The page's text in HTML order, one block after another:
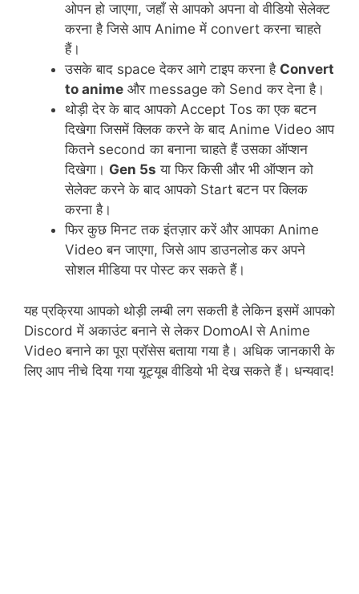
ओपन हो जाएगा, जहाँ से आपको अपना वो वीडियो सेलेक्ट
करना है जिसे आप Anime में convert करना चाहते
हैं।
उसके बाद space देकर आगे टाइप करना है Convert
to anime और message को Send कर देना है।
थोड़ी देर के बाद आपको Accept Tos का एक बटन
दिखेगा जिसमें क्लिक करने के बाद Anime Video आप
कितने second का बनाना चाहते हैं उसका ऑप्शन
दिखेगा। Gen 5s या फिर किसी और भी ऑप्शन को
सेलेक्ट करने के बाद आपको Start बटन पर क्लिक
करना है।
फिर कुछ मिनट तक इंतज़ार करें और आपका Anime
Video बन जाएगा, जिसे आप डाउनलोड कर अपने
सोशल मीडिया पर पोस्ट कर सकते हैं।
यह प्रक्रिया आपको थोड़ी लम्बी लग सकती है लेकिन इसमें आपको
Discord में अकाउंट बनाने से लेकर DomoAI से Anime
Video बनाने का पूरा प्रॉसेस बताया गया है। अधिक जानकारी के
लिए आप नीचे दिया गया यूट्यूब वीडियो भी देख सकते हैं। धन्यवाद!